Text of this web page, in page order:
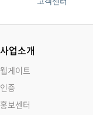
사업소개
웹게이트
인증
홍보센터